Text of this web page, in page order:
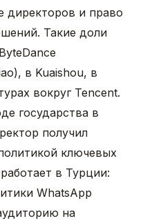
директоров и право
Такие доли
в Kuaishou, в
вокруг Tencent.
государства в
получил
ключевых
в Турции:
WhatsApp
на